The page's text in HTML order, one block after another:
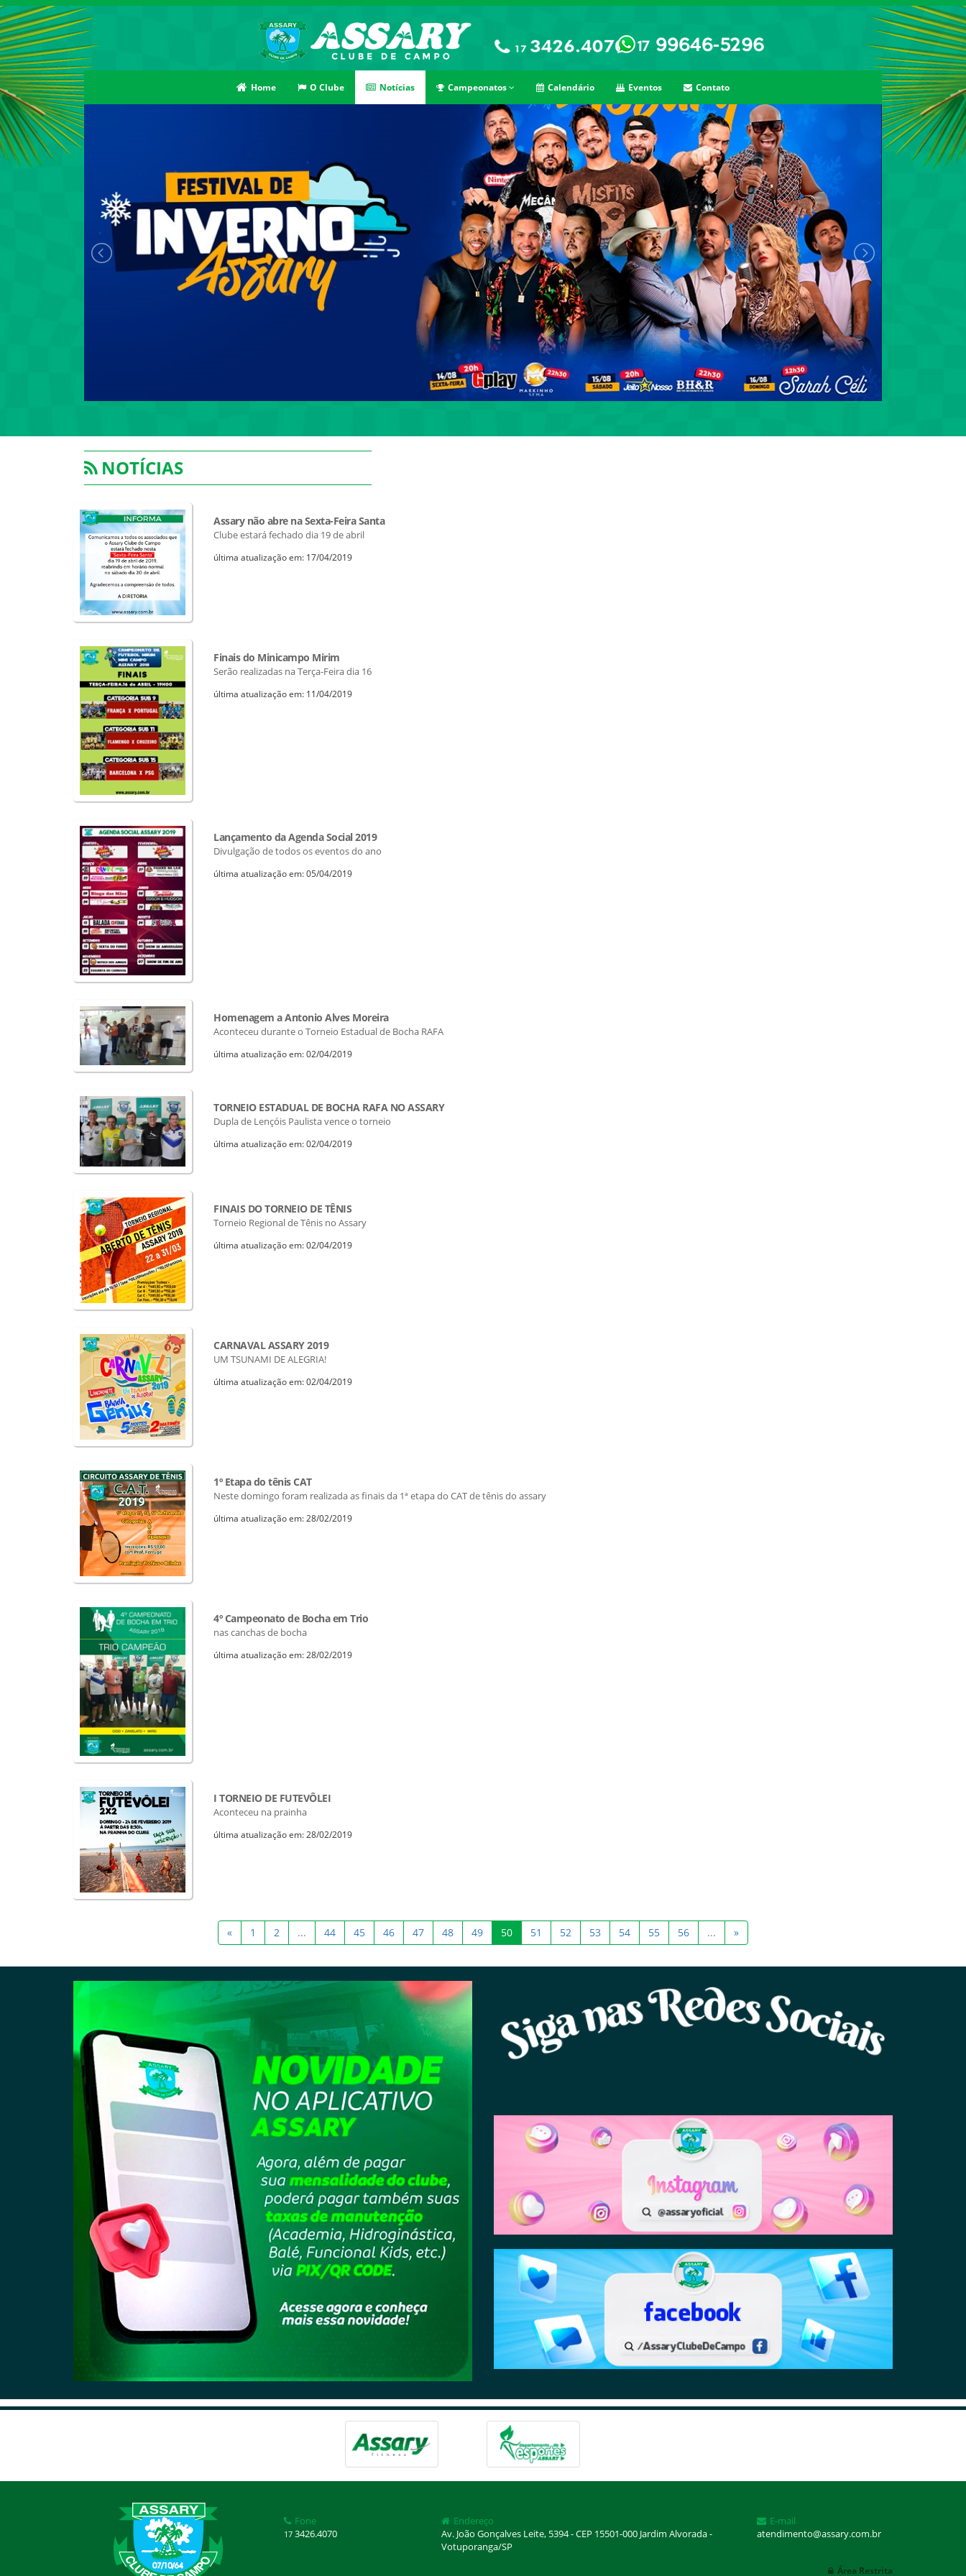
Home O Clube Notícias Campeonatos Calendário Eventos Contato
NOTÍCIAS
Assary não abre na Sexta-Feira Santa
Clube estará fechado dia 19 de abril
última atualização em: 17/04/2019
Finais do Minicampo Mirim
Serão realizadas na Terça-Feira dia 16
última atualização em: 11/04/2019
Lançamento da Agenda Social 2019
Divulgação de todos os eventos do ano
última atualização em: 05/04/2019
Homenagem a Antonio Alves Moreira
Aconteceu durante o Torneio Estadual de Bocha RAFA
última atualização em: 02/04/2019
TORNEIO ESTADUAL DE BOCHA RAFA NO ASSARY
Dupla de Lençóis Paulista vence o torneio
última atualização em: 02/04/2019
FINAIS DO TORNEIO DE TÊNIS
Torneio Regional de Tênis no Assary
última atualização em: 02/04/2019
CARNAVAL ASSARY 2019
UM TSUNAMI DE ALEGRIA!
última atualização em: 02/04/2019
1º Etapa do tênis CAT
Neste domingo foram realizada as finais da 1ª etapa do CAT de tênis do assary
última atualização em: 28/02/2019
4º Campeonato de Bocha em Trio
nas canchas de bocha
última atualização em: 28/02/2019
I TORNEIO DE FUTEVÔLEI
Aconteceu na prainha
última atualização em: 28/02/2019
« 1 2 ... 44 45 46 47 48 49 50 51 52 53 54 55 56 ... »
Fone
173426.4070
Endereço
Av. João Gonçalves Leite, 5394 - CEP 15501-000 Jardim Alvorada -
Votuporanga/SP
E-mail
atendimento@assary.com.br
Área Restrita